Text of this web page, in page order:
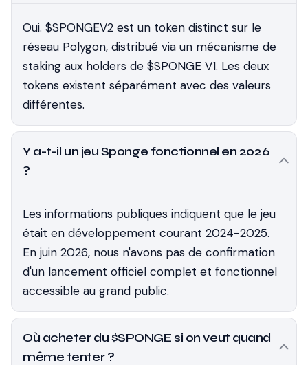
Oui. $SPONGEV2 est un token distinct sur le
réseau Polygon, distribué via un mécanisme de
staking aux holders de $SPONGE V1. Les deux
tokens existent séparément avec des valeurs
différentes.
Y a-t-il un jeu Sponge fonctionnel en 2026
?
Les informations publiques indiquent que le jeu
était en développement courant 2024-2025.
En juin 2026, nous n'avons pas de confirmation
d'un lancement officiel complet et fonctionnel
accessible au grand public.
Où acheter du $SPONGE si on veut quand
même tenter ?